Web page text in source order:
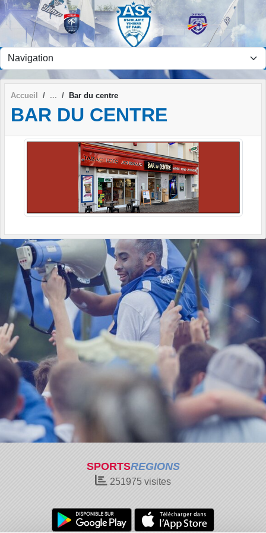
Accueil Bar du centre
BAR DU CENTRE
SPORTSREGIONS
251975 visites
Panneau de gestion des cookies